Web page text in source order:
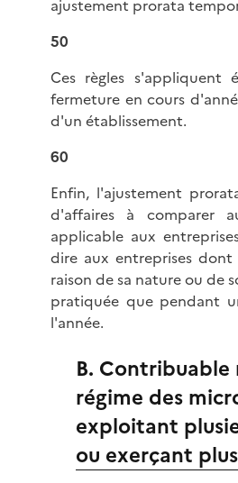
ajustement prorata
50
Ces règles s'appliquent
fermeture en cours
d'un établissement.
60
Enfin, l'ajustement
d'affaires à comparer
applicable aux
dire aux entreprises
raison de sa nature ou de
pratiquée que pendant
l'année.
B.
régime des
exploitant
ou exerçant